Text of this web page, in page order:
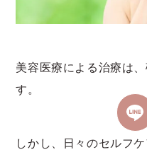
美容医療による治療は
す。
しかし、日々のセルフ